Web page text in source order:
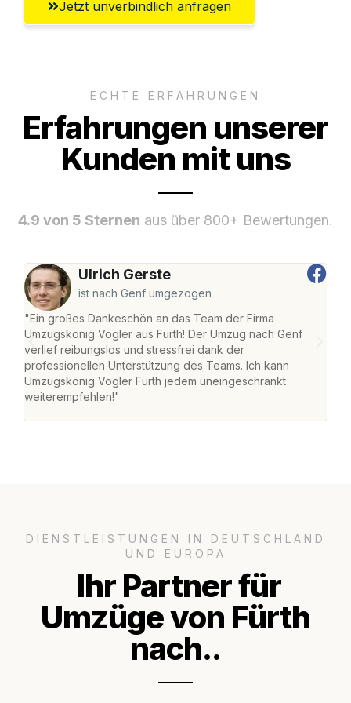
Jetzt unverbindlich anfragen
ECHTE ERFAHRUNGEN
Erfahrungen unserer
Kunden mit uns
4.9 von 5 Sternen aus über 800+ Bewertungen.
Ulrich Gerste
ist nach Genf umgezogen
"Ein großes Dankeschön an das Team der Firma
Umzugskönig Vogler aus Fürth! Der Umzug nach Genf
verlief reibungslos und stressfrei dank der
professionellen Unterstützung des Teams. Ich kann
Umzugskönig Vogler Fürth jedem uneingeschränkt
weiterempfehlen!"
DIENSTLEISTUNGEN IN DEUTSCHLAND
UND EUROPA
Ihr Partner für
Umzüge von Fürth
nach..